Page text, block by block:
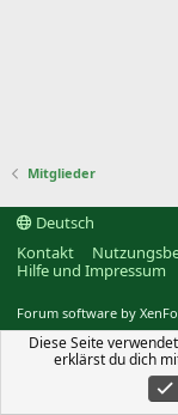
Mitglieder
Deutsch
Kontakt
Hilfe und Impressum
Forum software by
Diese Seite
erklärst du dich